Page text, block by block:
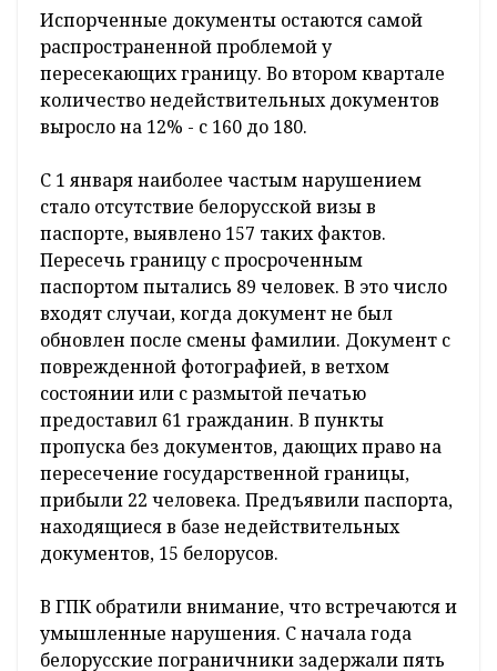
Испорченные документы остаются самой
распространенной проблемой у
пересекающих границу. Во втором квартале
количество недействительных документов
выросло на 12% - с 160 до 180.
С 1 января наиболее частым нарушением
стало отсутствие белорусской визы в
паспорте, выявлено 157 таких фактов.
Пересечь границу с просроченным
паспортом пытались 89 человек. В это число
входят случаи, когда документ не был
обновлен после смены фамилии. Документ с
поврежденной фотографией, в ветхом
состоянии или с размытой печатью
предоставил 61 гражданин. В пункты
пропуска без документов, дающих право на
пересечение государственной границы,
прибыли 22 человека. Предъявили паспорта,
находящиеся в базе недействительных
документов, 15 белорусов.
В ГПК обратили внимание, что встречаются и
умышленные нарушения. С начала года
белорусские пограничники задержали пять